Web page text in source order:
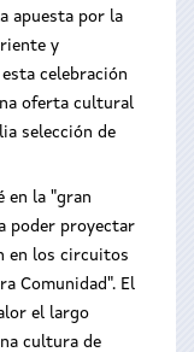
apuesta por la
y
celebración
oferta cultural
selección de
en la "gran
poder proyectar
en los circuitos
Comunidad". El
el largo
cultura de